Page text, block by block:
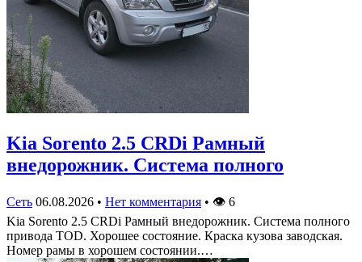
Kia Sorento 2.5 CRDi Рамный
внедорожник. Система полного
Сеть 06.08.2026 • Нет комментария • 👁 6
Kia Sorento 2.5 CRDi Рамный внедорожник. Система полного
привода TOD. Хорошее состояние. Краска кузова заводская.
Номер рамы в хорошем состоянии.…